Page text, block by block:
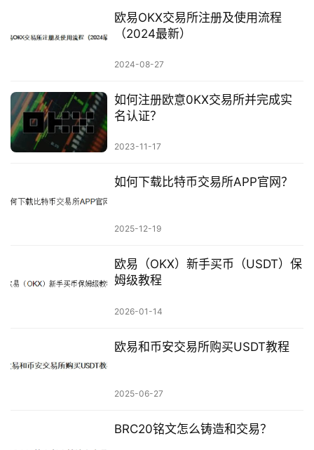
欧易OKX交易所注册及使用流程
（2024最新）
2024-08-27
如何注册欧意0KX交易所并完成实
名认证？
2023-11-17
如何下载比特币交易所APP官网？
2025-12-19
欧易（OKX）新手买币（USDT）保
姆级教程
2026-01-14
欧易和币安交易所购买USDT教程
2025-06-27
BRC20铭文怎么铸造和交易？